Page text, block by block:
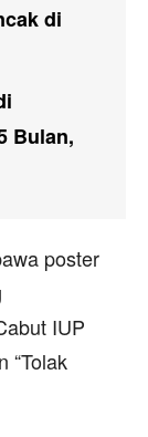
di
Bulan,
poster
IUP
“Tolak